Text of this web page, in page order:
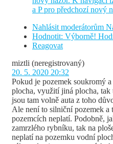
a P pro předchozí nový
Nahlásit moderátorům
Hodnotit: Výborně!
Reagovat
miztli (neregistrovaný)
20. 5. 2020 20:32
Pokud je pozemek soukromý
plocha, využití jiná plocha,
jsou tam volně auta z toho
Ale není to silniční pozemek
pozemcích neplatí. Podobně,
zamrzlého rybníku, tak na
neplatí na pozemku vodní